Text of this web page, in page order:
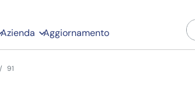
Azienda Aggiornamento
91